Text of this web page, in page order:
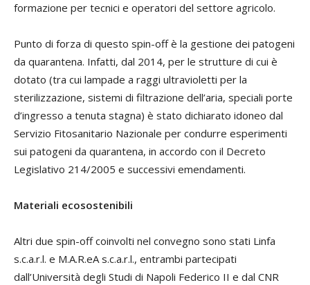
formazione per tecnici e operatori del settore agricolo.
Punto di forza di questo spin-off è la gestione dei patogeni
da quarantena. Infatti, dal 2014, per le strutture di cui è
dotato (tra cui lampade a raggi ultravioletti per la
sterilizzazione, sistemi di filtrazione dell’aria, speciali porte
d’ingresso a tenuta stagna) è stato dichiarato idoneo dal
Servizio Fitosanitario Nazionale per condurre esperimenti
sui patogeni da quarantena, in accordo con il Decreto
Legislativo 214/2005 e successivi emendamenti.
Materiali ecosostenibili
Altri due spin-off coinvolti nel convegno sono stati Linfa
s.c.a.r.l. e M.A.R.eA s.c.a.r.l., entrambi partecipati
dall’Università degli Studi di Napoli Federico II e dal CNR